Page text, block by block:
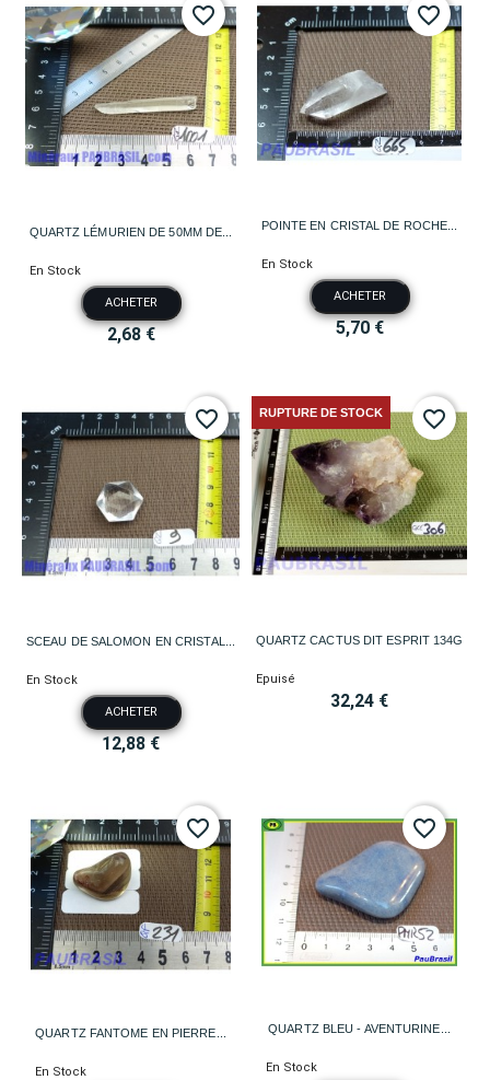
QUARTZ LÉMURIEN DE 50MM DE...
En Stock
ACHETER
2,68 €
favorite_border
POINTE EN CRISTAL DE ROCHE...
En Stock
ACHETER
5,70 €
favorite_border
SCEAU DE SALOMON EN CRISTAL...
En Stock
ACHETER
12,88 €
favorite_border
QUARTZ CACTUS DIT ESPRIT 134G
Epuisé
32,24 €
RUPTURE DE STOCK favorite_border
QUARTZ FANTOME EN PIERRE...
En Stock
favorite_border
QUARTZ BLEU - AVENTURINE...
En Stock
favorite_border